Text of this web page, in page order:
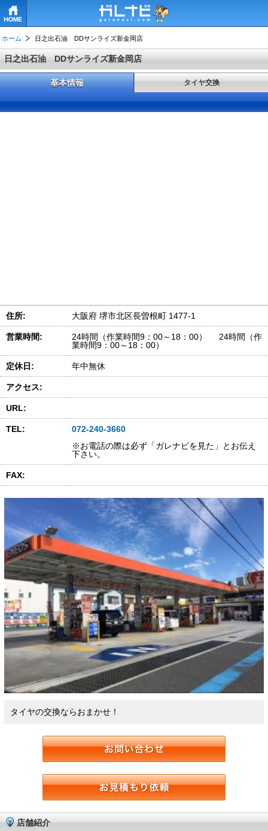
ホーム 日之出石油 DDサンライズ新金岡店
日之出石油 DDサンライズ新金岡店
基本情報 タイヤ交換
住所: 大阪府 堺市北区長曽根町 1477-1
営業時間:
24時間（作業時間9：00～18：00） 24時間（作
業時間9：00～18：00）
定休日: 年中無休
アクセス:
URL:
TEL:
072-240-3660
※お電話の際は必ず「ガレナビを見た」とお伝え
下さい。
FAX:
タイヤの交換ならおまかせ！
店舗紹介